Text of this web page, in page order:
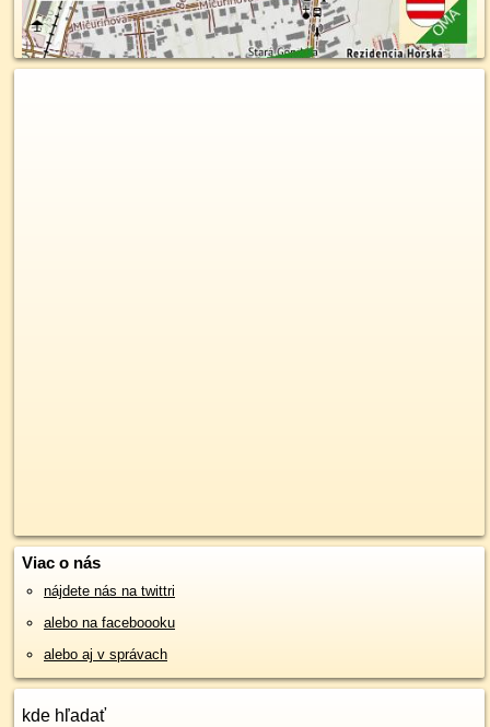
Viac o nás
nájdete nás na twittri
alebo na faceboooku
alebo aj v správach
kde hľadať